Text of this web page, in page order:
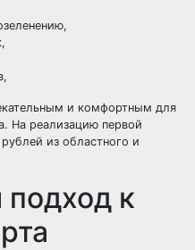
и комфортным для
На реализацию первой
из областного и
к